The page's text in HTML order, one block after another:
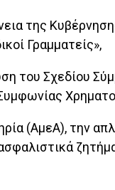
της
Γραμματείς»,
του Σχεδίου
(ΑμεΑ), την